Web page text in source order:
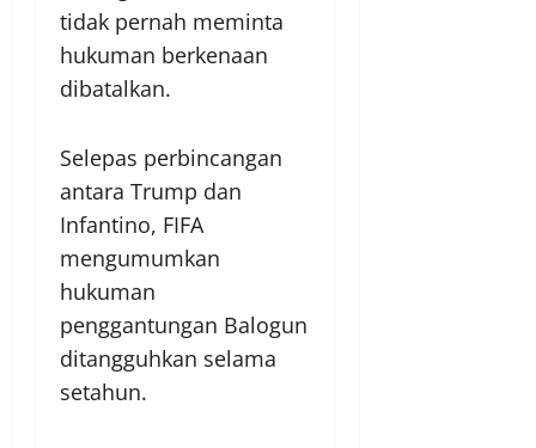
tidak pernah meminta
hukuman berkenaan
dibatalkan.
Selepas perbincangan
antara Trump dan
Infantino, FIFA
mengumumkan
hukuman
penggantungan Balogun
ditangguhkan selama
setahun.